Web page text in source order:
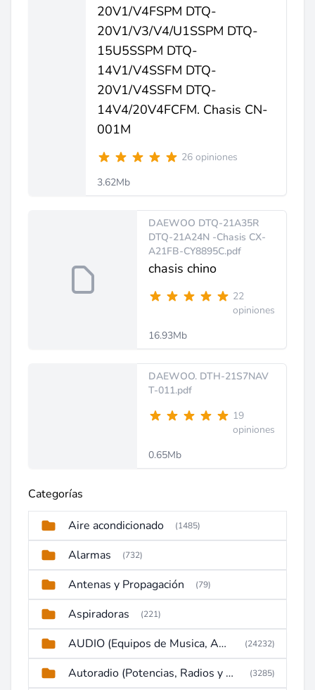
20V1/V4FSPM DTQ-
20V1/V3/V4/U1SSPM DTQ-
15U5SSPM DTQ-
14V1/V4SSFM DTQ-
20V1/V4SSFM DTQ-
14V4/20V4FCFM. Chasis CN-
001M
26 opiniones
3.62Mb
DAEWOO DTQ-21A35R
DTQ-21A24N -Chasis CX-
A21FB-CY8895C.pdf
chasis chino
22
opiniones
16.93Mb
DAEWOO. DTH-21S7NAV
T-011.pdf
19
opiniones
0.65Mb
Categorías
Aire acondicionado (1485)
Alarmas (732)
Antenas y Propagación (79)
Aspiradoras (221)
AUDIO (Equipos de Musica, Amplificadores, Reproductores, Etc) (24232)
Autoradio (Potencias, Radios y DVD) (3285)